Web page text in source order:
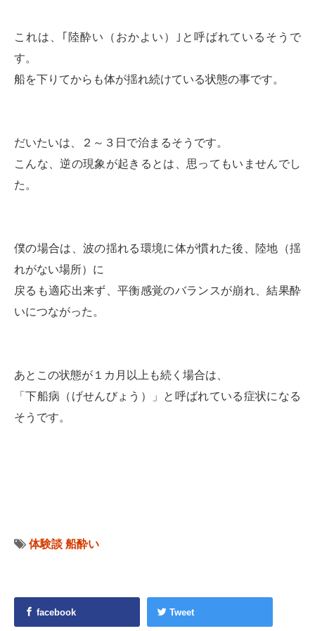
これは、｢陸酔い（おかよい）｣と呼ばれているそうで
す。
船を下りてからも体が揺れ続けている状態の事です。
だいたいは、２～３日で治まるそうです。
こんな、逆の現象が起きるとは、思ってもいませんでし
た。
僕の場合は、波の揺れる環境に体が慣れた後、陸地（揺
れがない場所）に
戻るも適応出来ず、平衡感覚のバランスが崩れ、結果酔
いにつながった。
あとこの状態が１カ月以上も続く場合は、
「下船病（げせんびょう）」と呼ばれている症状になる
そうです。
体験談 船酔い
facebook Tweet